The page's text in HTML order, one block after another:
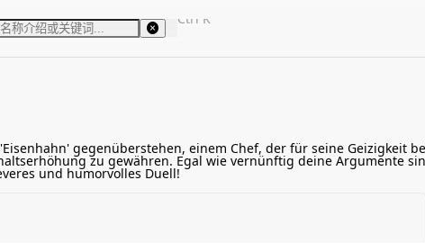
Ctrl K
gegenüberstehen, einem Chef, der für seine Geizigkeit
zu gewähren. Egal wie vernünftig deine Argumente
und humorvolles Duell!